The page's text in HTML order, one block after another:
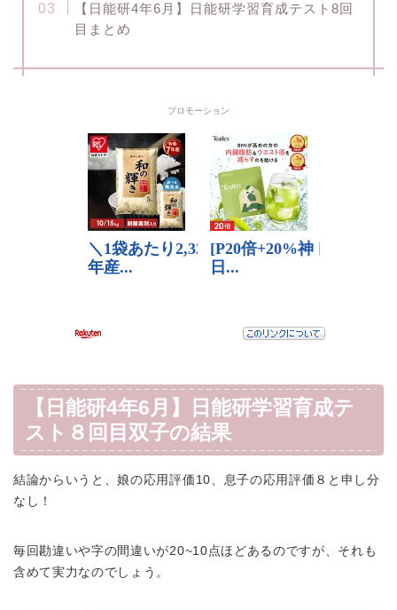
【日能研4年6月】日能研学習育成テスト8回
目まとめ
プロモーション
【日能研4年6月】日能研学習育成テ
スト８回目双子の結果
結論からいうと、娘の応用評価10、息子の応用評価８と申し分
なし！
毎回勘違いや字の間違いが20~10点ほどあるのですが、それも
含めて実力なのでしょう。